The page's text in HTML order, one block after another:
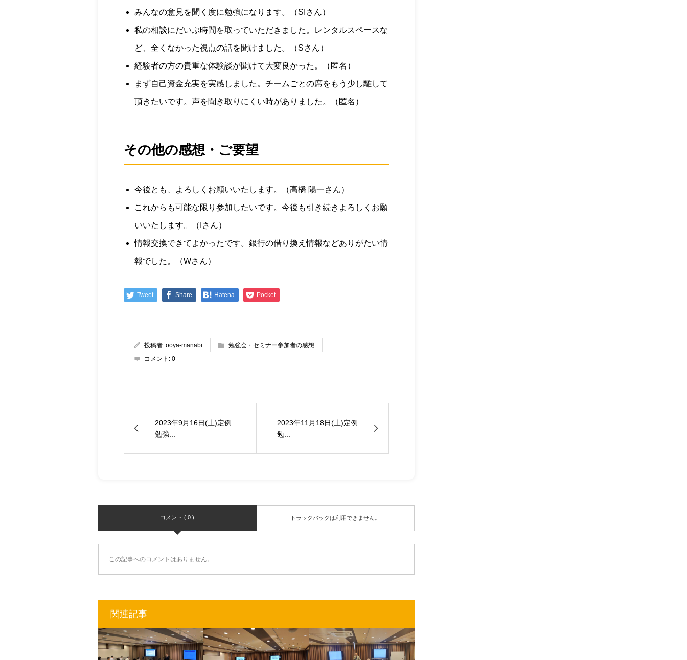
みんなの意見を聞く度に勉強になります。（SIさん）
私の相談にだいぶ時間を取っていただきました。レンタルスペースな
ど、全くなかった視点の話を聞けました。（Sさん）
経験者の方の貴重な体験談が聞けて大変良かった。（匿名）
まず自己資金充実を実感しました。チームごとの席をもう少し離して
頂きたいです。声を聞き取りにくい時がありました。（匿名）
その他の感想・ご要望
今後とも、よろしくお願いいたします。（高橋 陽一さん）
これからも可能な限り参加したいです。今後も引き続きよろしくお願
いいたします。（Iさん）
情報交換できてよかったです。銀行の借り換え情報などありがたい情
報でした。（Wさん）
Tweet Share Hatena Pocket
投稿者: ooya-manabi
勉強会・セミナー参加者の感想
コメント: 0
2023年9月16日(土)定例
勉強...
2023年11月18日(土)定例
勉...
コメント ( 0 ) トラックバックは利用できません。
この記事へのコメントはありません。
関連記事